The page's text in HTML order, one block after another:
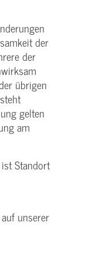
der
der
übrigen
gelten
am
Standort
unserer